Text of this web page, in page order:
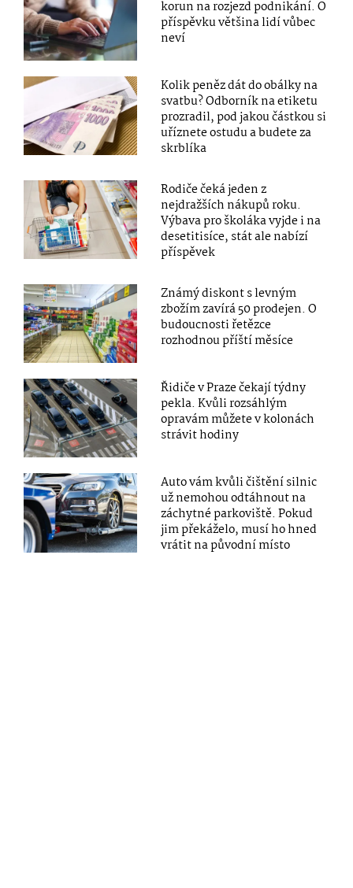
korun na rozjezd podnikání. O
příspěvku většina lidí vůbec
neví
Kolik peněz dát do obálky na
svatbu? Odborník na etiketu
prozradil, pod jakou částkou si
uříznete ostudu a budete za
skrblíka
Rodiče čeká jeden z
nejdražších nákupů roku.
Výbava pro školáka vyjde i na
desetitisíce, stát ale nabízí
příspěvek
Známý diskont s levným
zbožím zavírá 50 prodejen. O
budoucnosti řetězce
rozhodnou příští měsíce
Řidiče v Praze čekají týdny
pekla. Kvůli rozsáhlým
opravám můžete v kolonách
strávit hodiny
Auto vám kvůli čištění silnic
už nemohou odtáhnout na
záchytné parkoviště. Pokud
jim překáželo, musí ho hned
vrátit na původní místo